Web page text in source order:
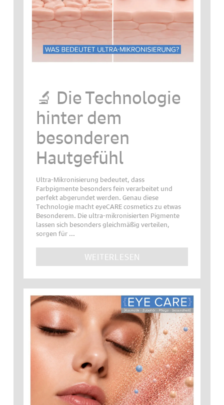
🔬 Die Technologie
hinter dem
besonderen
Hautgefühl
Ultra-Mikronisierung bedeutet, dass
Farbpigmente besonders fein verarbeitet und
perfekt abgerundet werden. Genau diese
Technologie macht eyeCARE cosmetics zu etwas
Besonderem. Die ultra-mikronisierten Pigmente
lassen sich besonders gleichmäßig verteilen,
sorgen für ...
WEITERLESEN